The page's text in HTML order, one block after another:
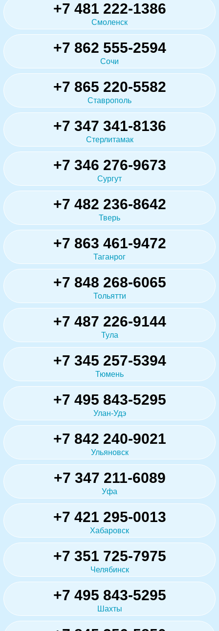
+7 481 222-1386
Смоленск
+7 862 555-2594
Сочи
+7 865 220-5582
Ставрополь
+7 347 341-8136
Стерлитамак
+7 346 276-9673
Сургут
+7 482 236-8642
Тверь
+7 863 461-9472
Таганрог
+7 848 268-6065
Тольятти
+7 487 226-9144
Тула
+7 345 257-5394
Тюмень
+7 495 843-5295
Улан-Удэ
+7 842 240-9021
Ульяновск
+7 347 211-6089
Уфа
+7 421 295-0013
Хабаровск
+7 351 725-7975
Челябинск
+7 495 843-5295
Шахты